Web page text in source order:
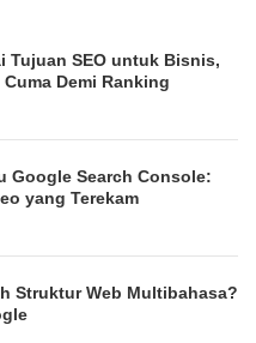
Tujuan SEO untuk Bisnis,
Demi Ranking
Google Search Console:
yang Terekam
Struktur Web Multibahasa?